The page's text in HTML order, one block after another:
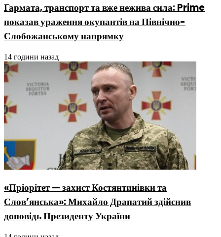
Гармата, транспорт та вже нежива сила: Prime
показав ураження окупантів на Північно-
Слобожанському напрямку
14 години назад
«Пріорітет — захист Костянтинівки та
Слов’янська»: Михайло Драпатий здійснив
доповідь Президенту України